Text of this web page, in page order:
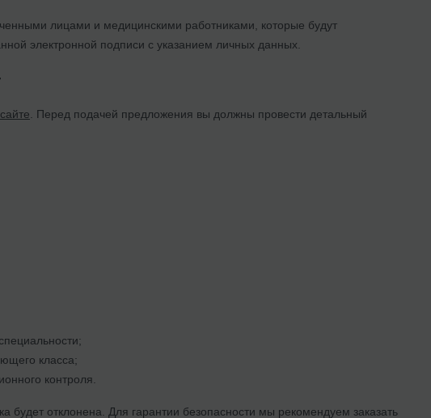
лицами и медицинскими работниками, которые будут
электронной подписи с указанием личных данных.
. Перед подачей предложения вы должны провести детальный
класса;
контроля.
будет отклонена. Для гарантии безопасности мы рекомендуем заказать